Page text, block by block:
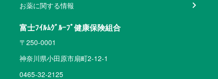
お薬に関する情報
富士ﾌｲﾙﾑｸﾞﾙｰﾌﾟ健康保険組合
〒250-0001
神奈川県小田原市扇町2-12-1
0465-32-2125